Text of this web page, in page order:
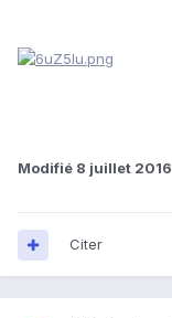
Modifié 8 juillet 2016
Citer